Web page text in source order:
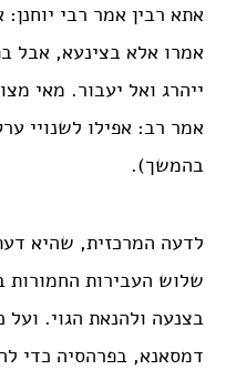
אתא רבין אמר רבי
אמרו אלא בצינעא, אבל
ייהרג ואל יעבור. מאי
אמר רב: אפילו לשנויי
בהמשך).
לדעה המרכזית, שהיא
שלוש העבירות החמורות
בצנעה ולהנאת הגוי.
דמסאנא, בפרהסיה כדי